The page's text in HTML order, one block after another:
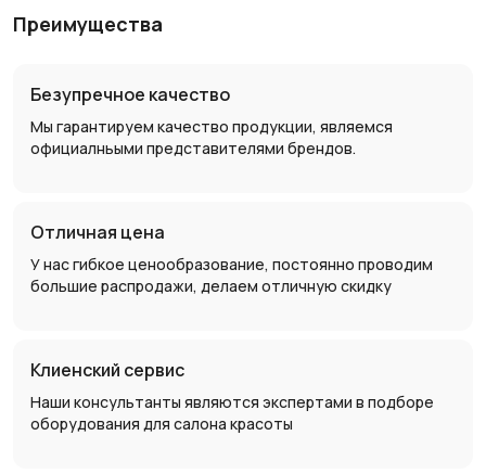
Преимущества
Безупречное качество
Мы гарантируем качество продукции, являемся
официалньыми представителями брендов.
Отличная цена
У нас гибкое ценообразование, постоянно проводим
большие распродажи, делаем отличную скидку
Клиенский сервис
Наши консультанты являются экспертами в подборе
оборудования для салона красоты